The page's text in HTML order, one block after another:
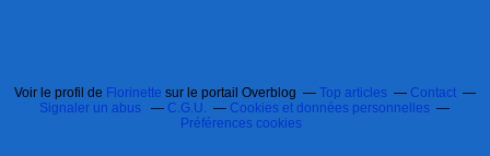
Voir le profil de Florinette sur le portail Overblog Top articles
Contact
Signaler un abus
C.G.U.
Cookies et données personnelles
Préférences cookies